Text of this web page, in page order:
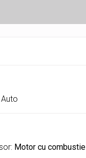
Motor cu combustie